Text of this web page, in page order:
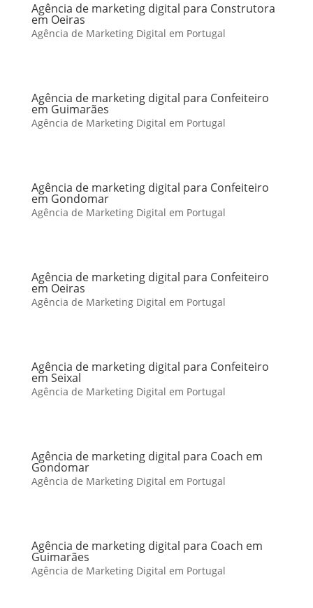
Agência de marketing digital para Construtora
em Oeiras
Agência de Marketing Digital em Portugal
Agência de marketing digital para Confeiteiro
em Guimarães
Agência de Marketing Digital em Portugal
Agência de marketing digital para Confeiteiro
em Gondomar
Agência de Marketing Digital em Portugal
Agência de marketing digital para Confeiteiro
em Oeiras
Agência de Marketing Digital em Portugal
Agência de marketing digital para Confeiteiro
em Seixal
Agência de Marketing Digital em Portugal
Agência de marketing digital para Coach em
Gondomar
Agência de Marketing Digital em Portugal
Agência de marketing digital para Coach em
Guimarães
Agência de Marketing Digital em Portugal